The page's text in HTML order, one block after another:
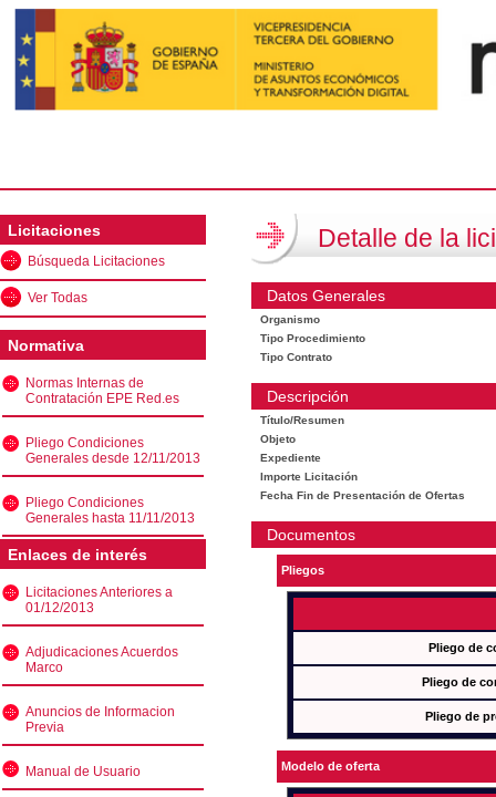
Licitaciones
Búsqueda Licitaciones
Ver Todas
Normativa
Normas Internas de
Contratación EPE Red.es
Pliego Condiciones
Generales desde 12/11/2013
Pliego Condiciones
Generales hasta 11/11/2013
Enlaces de interés
Licitaciones Anteriores a
01/12/2013
Adjudicaciones Acuerdos
Marco
Anuncios de Informacion
Previa
Manual de Usuario
Detalle de la
Datos Generales
Organismo
Tipo Procedimiento
Tipo Contrato
Descripción
Título/Resumen
Objeto
Expediente
Importe Licitación
Fecha Fin de Presentación de Ofertas
Documentos
Pliegos
Pliego de
Pliego de
Pliego de
Modelo de oferta